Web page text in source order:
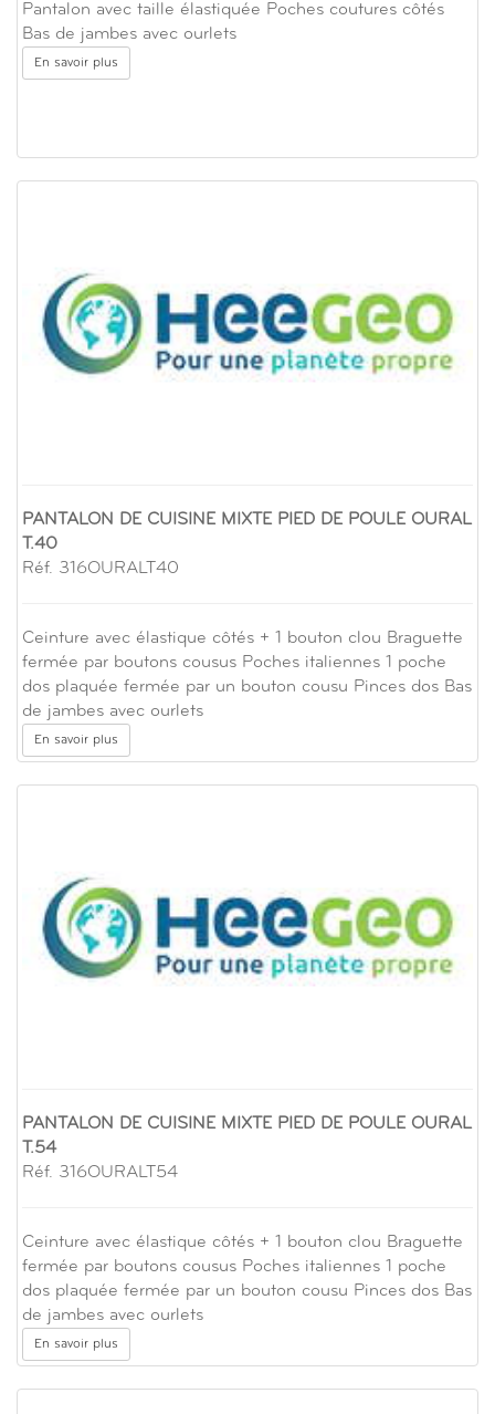
Pantalon avec taille élastiquée Poches coutures côtés
Bas de jambes avec ourlets
En savoir plus
PANTALON DE CUISINE MIXTE PIED DE POULE OURAL
T.40
Réf. 316OURALT40
Ceinture avec élastique côtés + 1 bouton clou Braguette
fermée par boutons cousus Poches italiennes 1 poche
dos plaquée fermée par un bouton cousu Pinces dos Bas
de jambes avec ourlets
En savoir plus
PANTALON DE CUISINE MIXTE PIED DE POULE OURAL
T.54
Réf. 316OURALT54
Ceinture avec élastique côtés + 1 bouton clou Braguette
fermée par boutons cousus Poches italiennes 1 poche
dos plaquée fermée par un bouton cousu Pinces dos Bas
de jambes avec ourlets
En savoir plus